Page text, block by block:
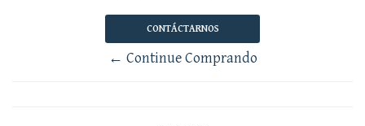
CONTÁCTARNOS
← Continue Comprando